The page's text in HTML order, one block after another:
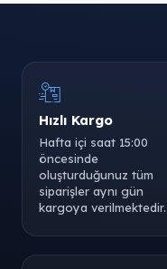
Hızlı Kargo
Hafta içi saat 15:00
öncesinde
oluşturduğunuz tüm
siparişler aynı gün
kargoya verilmektedir.